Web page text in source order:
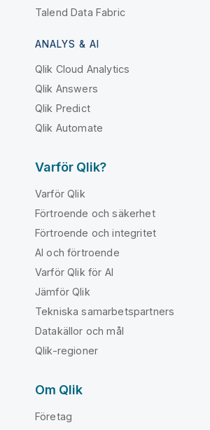
Talend Data Fabric
ANALYS & AI
Qlik Cloud Analytics
Qlik Answers
Qlik Predict
Qlik Automate
Varför Qlik?
Varför Qlik
Förtroende och säkerhet
Förtroende och integritet
AI och förtroende
Varför Qlik för AI
Jämför Qlik
Tekniska samarbetspartners
Datakällor och mål
Qlik-regioner
Om Qlik
Företag